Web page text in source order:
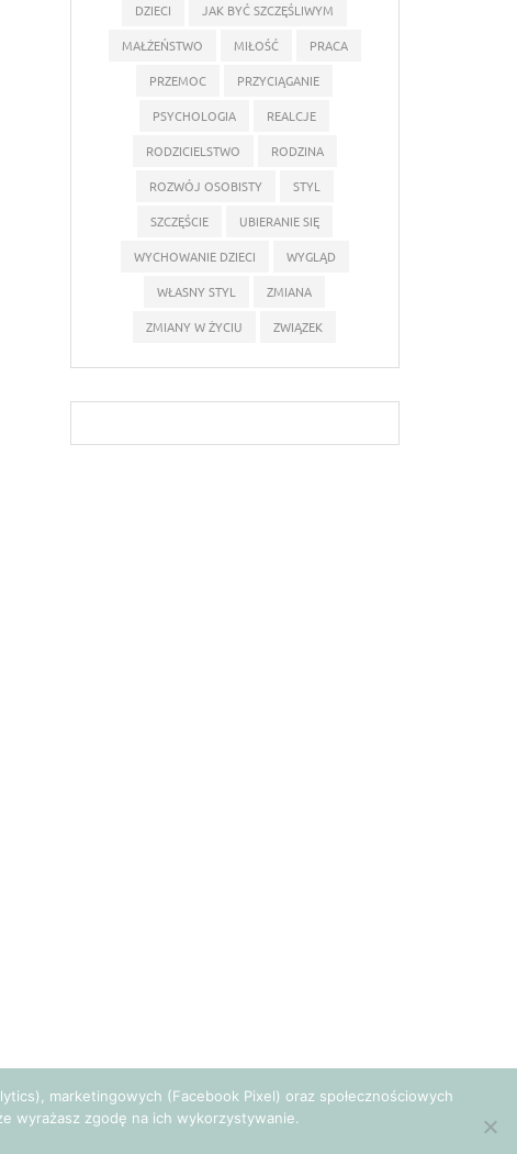
DZIECI
JAK BYĆ SZCZĘŚLIWYM
MAŁŻEŃSTWO
MIŁOŚĆ
PRACA
PRZEMOC
PRZYCIĄGANIE
PSYCHOLOGIA
REALCJE
RODZICIELSTWO
RODZINA
ROZWÓJ OSOBISTY
STYL
SZCZĘŚCIE
UBIERANIE SIĘ
WYCHOWANIE DZIECI
WYGLĄD
WŁASNY STYL
ZMIANA
ZMIANY W ŻYCIU
ZWIĄZEK
marketingowych (Facebook Pixel) oraz społecznościowych
wyrażasz zgodę na ich wykorzystywanie.